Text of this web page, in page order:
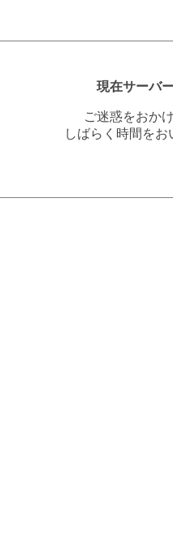
現在サーバ
ご迷惑をおか
しばらく時間を